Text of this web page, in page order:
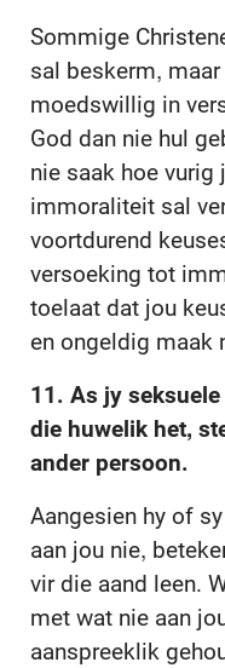
Sommige
sal beskerm,
moedswillig in
God dan nie hul
nie saak hoe
immoraliteit sal
voortdurend
versoeking tot
toelaat dat jou
en ongeldig maak
11. As jy
die huwelik het,
ander persoon.
Aangesien hy of
aan jou nie,
vir die aand leen.
met wat nie aan
aanspreeklik